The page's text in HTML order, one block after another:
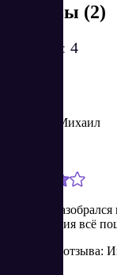
Отзывы (2)
Рейтинг: 4
Муратов Михаил
Сначала
выставления всё
Источник отзыва: